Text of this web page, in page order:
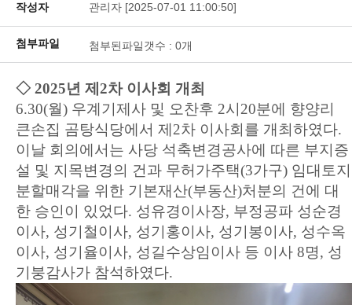
작성자 관리자 [2025-07-01 11:00:50]
첨부파일 첨부된파일갯수 : 0개
◇ 2025년 제2차 이사회 개최
6.30(월) 우계기제사 및 오찬후 2시20분에 향양리
큰손집 곰탕식당에서 제2차 이사회를 개최하였다.
이날 회의에서는 사당 석축변경공사에 따른 부지증
설 및 지목변경의 건과 무허가주택(3가구) 임대토지
분할매각을 위한 기본재산(부동산)처분의 건에 대
한 승인이 있었다. 성유경이사장, 부정공파 성순경
이사, 성기철이사, 성기홍이사, 성기봉이사, 성수옥
이사, 성기율이사, 성길수상임이사 등 이사 8명, 성
기붕감사가 참석하였다.